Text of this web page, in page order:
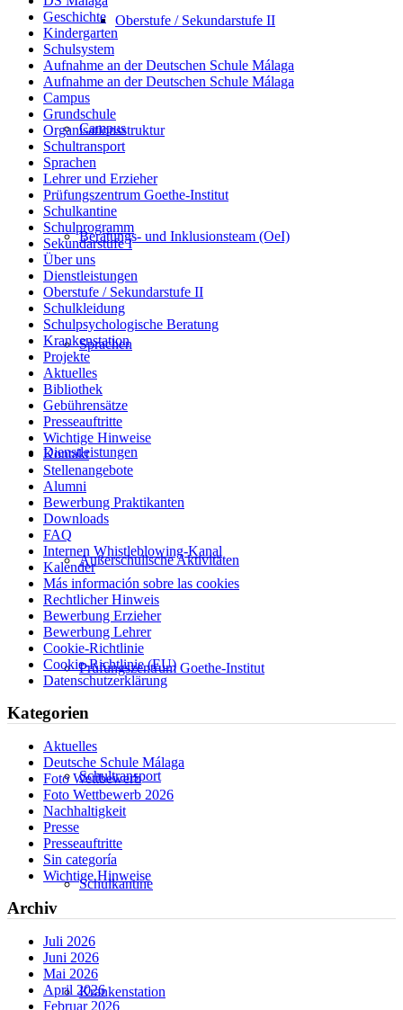
Oberstufe / Sekundarstufe II
Campus
Beratungs- und Inklusionsteam (OeI)
Sprachen
Dienstleistungen
Außerschulische Aktivitäten
Prüfungszentrum Goethe-Institut
Schultransport
Schulkantine
Krankenstation
Geschichte
Kindergarten
Schulsystem
Aufnahme an der Deutschen Schule Málaga
Aufnahme an der Deutschen Schule Málaga
Campus
Grundschule
Organisationsstruktur
Schultransport
Sprachen
Lehrer und Erzieher
Prüfungszentrum Goethe-Institut
Schulkantine
Schulprogramm
Sekundarstufe I
Über uns
Dienstleistungen
Oberstufe / Sekundarstufe II
Schulkleidung
Schulpsychologische Beratung
Krankenstation
Projekte
Aktuelles
Bibliothek
Gebührensätze
Presseauftritte
Wichtige Hinweise
Kontakt
Stellenangebote
Alumni
Bewerbung Praktikanten
Downloads
FAQ
Internen Whistleblowing-Kanal
Kalender
Más información sobre las cookies
Rechtlicher Hinweis
Bewerbung Erzieher
Bewerbung Lehrer
Cookie-Richtlinie
Cookie-Richtlinie (EU)
Datenschutzerklärung
Kategorien
Aktuelles
Deutsche Schule Málaga
Foto Wettbewerb
Foto Wettbewerb 2026
Nachhaltigkeit
Presse
Presseauftritte
Sin categoría
Wichtige Hinweise
Archiv
Juli 2026
Juni 2026
Mai 2026
April 2026
Februar 2026